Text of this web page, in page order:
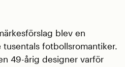
blev en
fotbollsromantiker.
49-årig designer varför